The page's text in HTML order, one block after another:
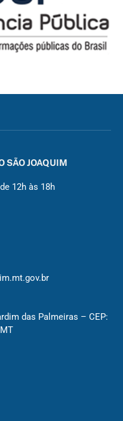
SÃO JOAQUIM
12h às 18h
das Palmeiras – CEP: